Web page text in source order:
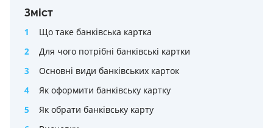
Зміст
1
Що таке банківська картка
2
Для чого потрібні банківські картки
3
Основні види банківських карток
4
Як оформити банківську картку
5
Як обрати банківську карту